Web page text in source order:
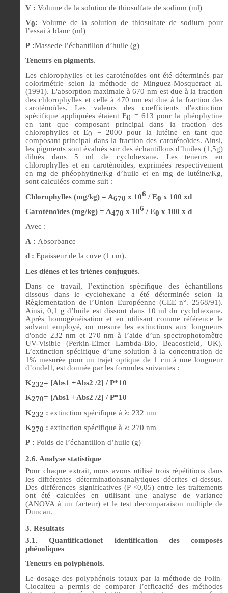
V : Volume de la solution de thiosulfate de sodium (ml)
V0: Volume de la solution de thiosulfate de sodium pour
l’essai à blanc (ml)
P :Massede l’échantillon d’huile (g)
Teneurs en pigments.
Les chlorophylles et les caroténoïdes ont été déterminés par
colorimétrie selon la méthode de Minguez-Mosqueraet al.
(1991). L'absorption maximale à 670 nm est due à la fraction
des chlorophylles et celle à 470 nm est due à la fraction des
caroténoïdes. Les valeurs des coefficients d'extinction
spécifique appliquées étaient E0 = 613 pour la phéophytine
en tant que composant principal dans la fraction des
chlorophylles et E0 = 2000 pour la lutéine en tant que
composant principal dans la fraction des caroténoïdes. Ainsi,
les pigments sont évalués sur des échantillons d’huiles (1,5g)
dilués dans 5 ml de cyclohexane. Les teneurs en
chlorophylles et en caroténoïdes, exprimées respectivement
en mg de phéophytine/Kg d’huile et en mg de lutéine/Kg,
sont calculées comme suit :
Chlorophylles (mg/kg) = A670 x 106 / E0 x 100 xd
Caroténoïdes (mg/kg) = A470 x 106 / E0 x 100 x d
Avec :
A : Absorbance
d : Epaisseur de la cuve (1 cm).
Les diènes et les triènes conjugués.
Dans ce travail, l’extinction spécifique des échantillons
dissous dans le cyclohexane a été déterminée selon la
Règlementation de l’Union Européenne (CEE n°. 2568/91).
Ainsi, 0,1 g d’huile est dissout dans 10 ml du cyclohexane.
Après homogénéisation et en utilisant comme référence le
solvant employé, on mesure les extinctions aux longueurs
d'onde 232 nm et 270 nm à l’aide d’un spectrophotomètre
UV-Visible (Perkin-Elmer Lambda-Bio, Beacosfield, UK).
L’extinction spécifique d’une solution à la concentration de
1% mesurée pour un trajet optique de 1 cm à une longueur
d’onde, est donnée par les formules suivantes :
K232= [Abs1 +Abs2 /2] / P*10
K270= [Abs1 +Abs2 /2] / P*10
K232 : extinction spécifique à λ: 232 nm
K270 : extinction spécifique à λ: 270 nm
P : Poids de l’échantillon d’huile (g)
2.6. Analyse statistique
Pour chaque extrait, nous avons utilisé trois répétitions dans
les différentes déterminationsanalytiques décrites ci-dessus.
Des différences significatives (P <0,05) entre les traitements
ont été calculées en utilisant une analyse de variance
(ANOVA à un facteur) et le test decomparaison multiple de
Duncan.
3. Résultats
3.1. Quantificationet identification des composés
phénoliques
Teneurs en polyphénols.
Le dosage des polyphénols totaux par la méthode de Folin-
Ciocalteu a permis de comparer l’efficacité des méthodes